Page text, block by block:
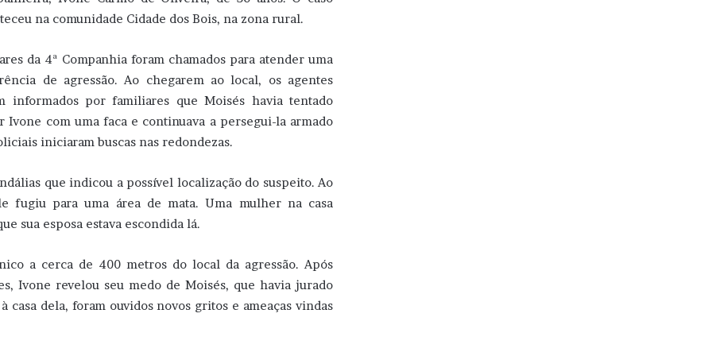
na comunidade Cidade dos Bois, na zona rural.
da 4ª Companhia foram chamados para atender uma
de agressão. Ao chegarem ao local, os agentes
informados por familiares que Moisés havia tentado
Ivone com uma faca e continuava a persegui-la armado
iniciaram buscas nas redondezas.
que indicou a possível localização do suspeito. Ao
fugiu para uma área de mata. Uma mulher na casa
sua esposa estava escondida lá.
a cerca de 400 metros do local da agressão. Após
Ivone revelou seu medo de Moisés, que havia jurado
casa dela, foram ouvidos novos gritos e ameaças vindas